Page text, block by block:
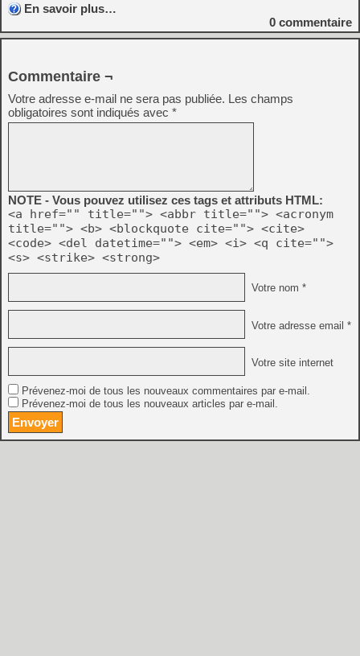
En savoir plus…
0 commentaire
Commentaire ¬
Votre adresse e-mail ne sera pas publiée. Les champs
obligatoires sont indiqués avec *
NOTE - Vous pouvez utilisez ces tags et attributs HTML:
<a href="" title=""> <abbr title=""> <acronym
title=""> <b> <blockquote cite=""> <cite>
<code> <del datetime=""> <em> <i> <q cite="">
<s> <strike> <strong>
Votre nom *
Votre adresse email *
Votre site internet
Prévenez-moi de tous les nouveaux commentaires par e-mail.
Prévenez-moi de tous les nouveaux articles par e-mail.